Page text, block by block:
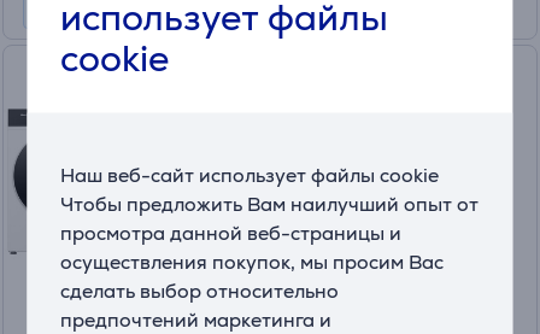
использует файлы
cookie
Наш веб-сайт использует файлы cookie
Чтобы предложить Вам наилучший опыт от
просмотра данной веб-страницы и
осуществления покупок, мы просим Вас
сделать выбор относительно
предпочтений маркетинга и
На складе
Цена:
999 .99 €
10 месяцев 106 €